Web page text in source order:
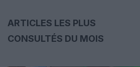
ARTICLES LES PLUS
CONSULTÉS DU MOIS